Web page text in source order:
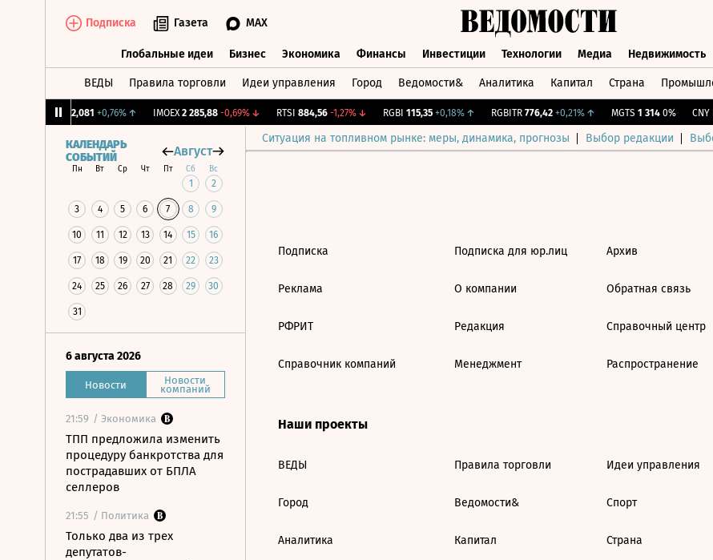
Подписка Газета MAX
Глобальные идеи Бизнес Экономика Финансы Инвестиции Технологии Медиа Недвижимость
ВЕДЫ Правила торговли Идеи управления Город Ведомости& Аналитика Капитал Страна
12,081 +0,76%↑ IMOEX 2 285,88 -0,69%↓ RTSI 884,56 -1,27%↓ RGBI 115,35 +0,18%↑ RGBITR 776,42 +0,21%↑ MGTS 1 314 0% CNY
Ситуация на топливном рынке: меры, динамика, прогнозы Выбор редакции
КАЛЕНДАРЬ
СОБЫТИЙ
Август
Пн Вт Ср Чт Пт Сб Вс
1 2
3 4 5 6 7 8 9
10 11 12 13 14 15 16
17 18 19 20 21 22 23
24 25 26 27 28 29 30
31
6 августа 2026
Новости Новости
компаний
21:59 / Экономика
ТПП предложила изменить
процедуру банкротства для
пострадавших от БПЛА
селлеров
21:55 / Политика
Только два из трех
депутатов-
Подписка
Реклама
РФРИТ
Справочник компаний
Подписка для юр.лиц
О компании
Редакция
Менеджмент
Архив
Обратная связь
Справочный центр
Распространение
Наши проекты
ВЕДЫ
Город
Аналитика
Правила торговли
Ведомости&
Капитал
Идеи управления
Спорт
Страна